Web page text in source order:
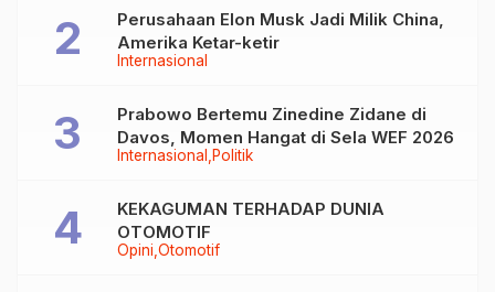
Internasional
Perusahaan Elon Musk Jadi Milik China,
Amerika Ketar-ketir
Internasional Politik
Prabowo Bertemu Zinedine Zidane di
Davos, Momen Hangat di Sela WEF 2026
Opini Otomotif
KEKAGUMAN TERHADAP DUNIA
OTOMOTIF